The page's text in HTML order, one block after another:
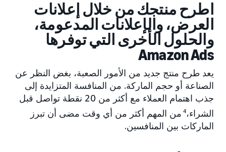
اطرح منتجك من خلال إعلانات
العرض، والإعلانات المدعومة،
والحلول الأخرى التي توفرها
Amazon Ads
يعد طرح منتج جديد من الأمور الصعبة، بغض النظر عن
الصناعة أو حجم الماركة. من المنافسة المتزايدة إلى
جذب اهتمام العملاء مع أكثر من 20 نقطة تواصل قبل
الشراء،4 من المهم أكثر من أي وقت مضى أن تبرز
الماركات بين المنافسين.